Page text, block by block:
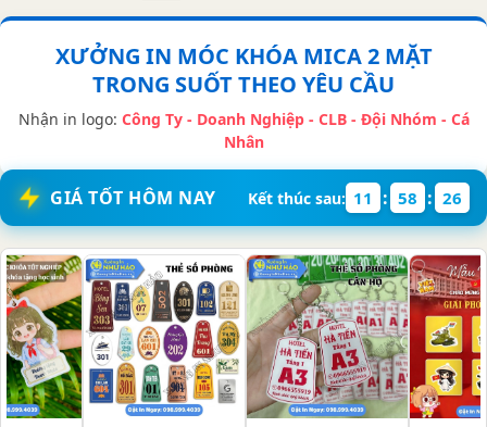
XƯỞNG IN MÓC KHÓA MICA 2 MẶT
TRONG SUỐT THEO YÊU CẦU
Nhận in logo: Công Ty - Doanh Nghiệp - CLB - Đội Nhóm - Cá
Nhân
GIÁ TỐT HÔM NAY Kết thúc sau: 11 : 58 : 22